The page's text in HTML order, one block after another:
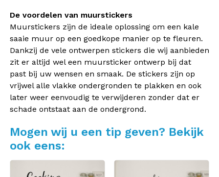
De voordelen van muurstickers
Muurstickers zijn de ideale oplossing om een kale
saaie muur op een goedkope manier op te fleuren.
Dankzij de vele ontwerpen stickers die wij aanbieden
zit er altijd wel een muursticker ontwerp bij dat
past bij uw wensen en smaak. De stickers zijn op
vrijwel alle vlakke ondergronden te plakken en ook
later weer eenvoudig te verwijderen zonder dat er
schade ontstaat aan de ondergrond.
Mogen wij u een tip geven? Bekijk
ook eens: